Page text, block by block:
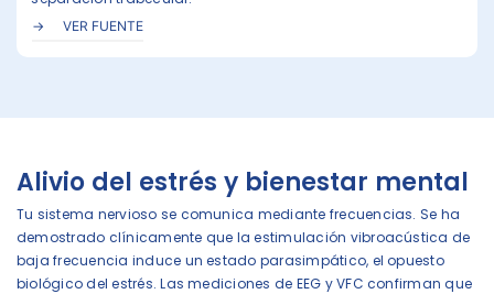
VER FUENTE
Alivio del estrés y bienestar mental
Tu sistema nervioso se comunica mediante frecuencias. Se ha
demostrado clínicamente que la estimulación vibroacústica de
baja frecuencia induce un estado parasimpático, el opuesto
biológico del estrés. Las mediciones de EEG y VFC confirman que